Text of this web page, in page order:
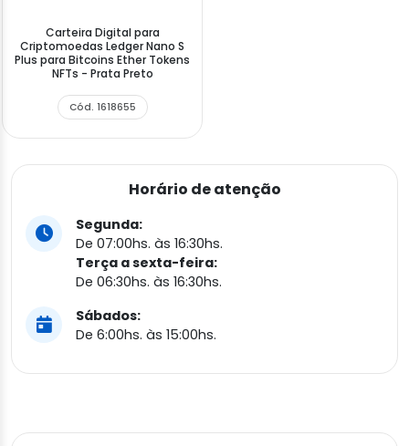
Carteira Digital para
Criptomoedas Ledger Nano S
Plus para Bitcoins Ether Tokens
NFTs - Prata Preto
Cód. 1618655
Horário de atenção
Segunda:
De 07:00hs. às 16:30hs.
Terça a sexta-feira:
De 06:30hs. às 16:30hs.
Sábados:
De 6:00hs. às 15:00hs.